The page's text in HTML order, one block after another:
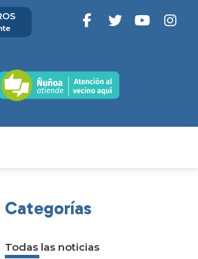
Categorías
Todas las noticias